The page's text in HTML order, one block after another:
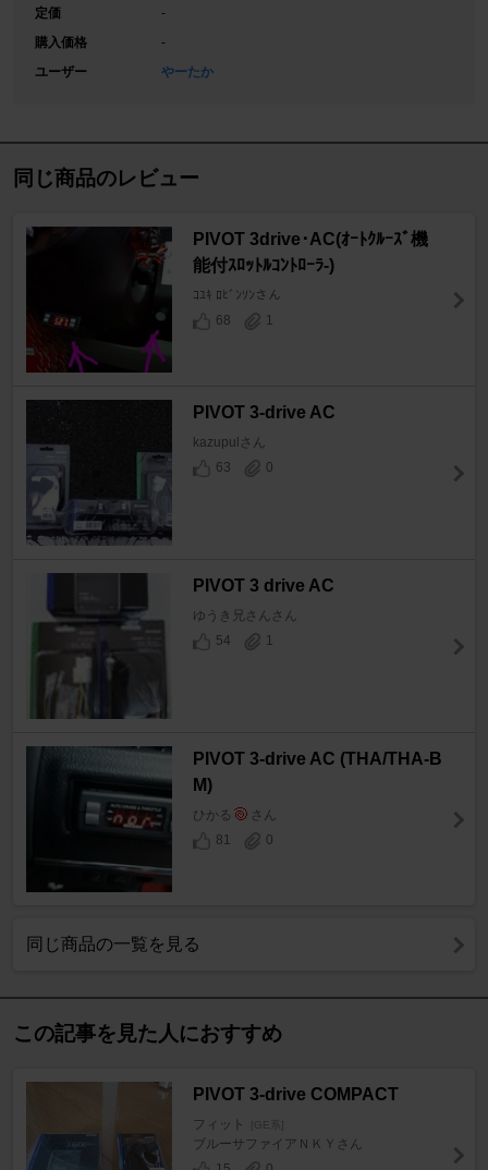
定価
-
購入価格
-
ユーザー
やーたか
同じ商品のレビュー
PIVOT 3drive･AC(ｵｰﾄｸﾙｰｽﾞ機
能付ｽﾛｯﾄﾙｺﾝﾄﾛｰﾗ-)
ｺﾕｷ ﾛﾋﾞﾝｿﾝさん
68
1
PIVOT 3-drive AC
kazupulさん
63
0
PIVOT 3 drive AC
ゆうき兄さんさん
54
1
PIVOT 3-drive AC (THA/THA-B
M)
ひかる
さん
81
0
同じ商品の一覧を見る
この記事を見た人におすすめ
PIVOT 3-drive COMPACT
フィット [GE系]
ブルーサファイアＮＫＹさん